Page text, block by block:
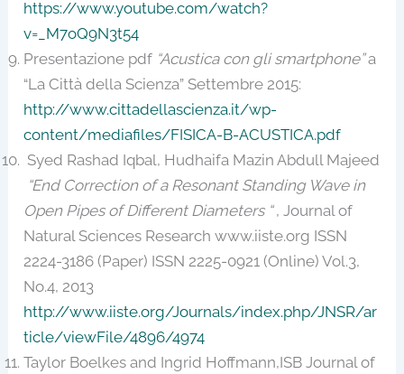
https://www.youtube.com/watch?
v=_M7oQ9N3t54
Presentazione pdf “Acustica con gli smartphone”a
“La Città della Scienza” Settembre 2015:
http://www.cittadellascienza.it/wp-
content/mediafiles/FISICA-B-ACUSTICA.pdf
Syed Rashad Iqbal, Hudhaifa Mazin Abdull Majeed
“End Correction of a Resonant Standing Wave in
Open Pipes of Different Diameters “, Journal of
Natural Sciences Research www.iiste.org ISSN
2224-3186 (Paper) ISSN 2225-0921 (Online) Vol.3,
No.4, 2013
http://www.iiste.org/Journals/index.php/JNSR/ar
ticle/viewFile/4896/4974
Taylor Boelkes and Ingrid Hoffmann,ISB Journal of